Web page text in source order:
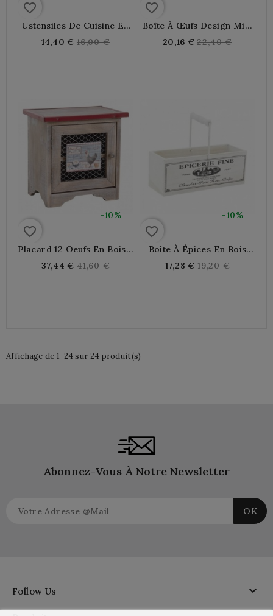
favorite_border
Ustensiles De Cuisine En
Bambou
14,40 € Regular
16,00 €
favorite_border
Boîte À Œufs Design Mini
Caisse En Bois Pour 6
Œufs | Rangement De
20,16 € Regular
22,40 €
-10%
favorite_border
Placard 12 Oeufs En Bois -
Boite À Oeufs En Bois,
Boite Cuisine Rangement
37,44 € Regular
41,60 €
-10%
favorite_border
Boîte À Épices En Bois
Blanche Avec Anse
Amovible | Organisateur
17,28 € Regular
19,20 €
Affichage de 1-24 sur 24 produit(s)
Abonnez-Vous À Notre Newsletter
Follow Us 